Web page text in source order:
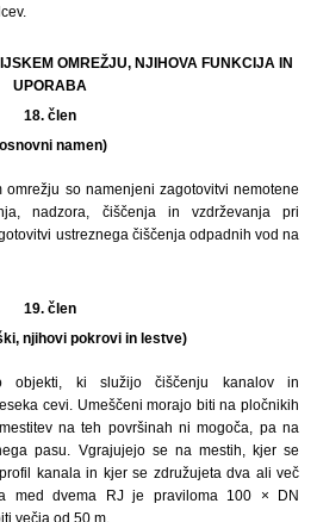
OMREŽJU, NJIHOVA FUNKCIJA IN
UPORABA
18. člen
namen)
omrežju so namenjeni zagotovitvi nemotene
nadzora, čiščenja in vzdrževanja pri
ustreznega čiščenja odpadnih vod na
19. člen
njihovi pokrovi in lestve)
objekti, ki služijo čiščenju kanalov in
cevi. Umeščeni morajo biti na pločnikih
na teh površinah ni mogoča, pa na
pasu. Vgrajujejo se na mestih, kjer se
kanala in kjer se združujeta dva ali več
med dvema RJ je praviloma 100 × DN